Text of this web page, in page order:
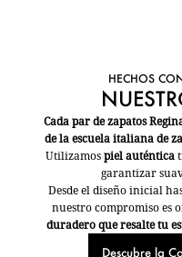
HECHOS
Cada par de zapatos
de la escuela italiana de
Utilizamospiel auténtica
garantizar
Desde el diseño inicial
nuestro compromiso es
duradero que resalte tu
Descubre la